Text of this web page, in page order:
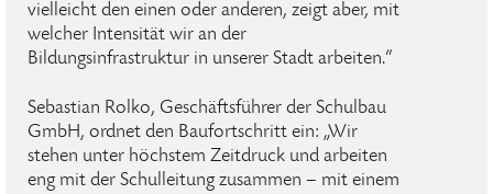
vielleicht den einen oder anderen, zeigt aber, mit
welcher Intensität wir an der
Bildungsinfrastruktur in unserer Stadt arbeiten.“
Sebastian Rolko, Geschäftsführer der Schulbau
GmbH, ordnet den Baufortschritt ein: „Wir
stehen unter höchstem Zeitdruck und arbeiten
eng mit der Schulleitung zusammen – mit einem